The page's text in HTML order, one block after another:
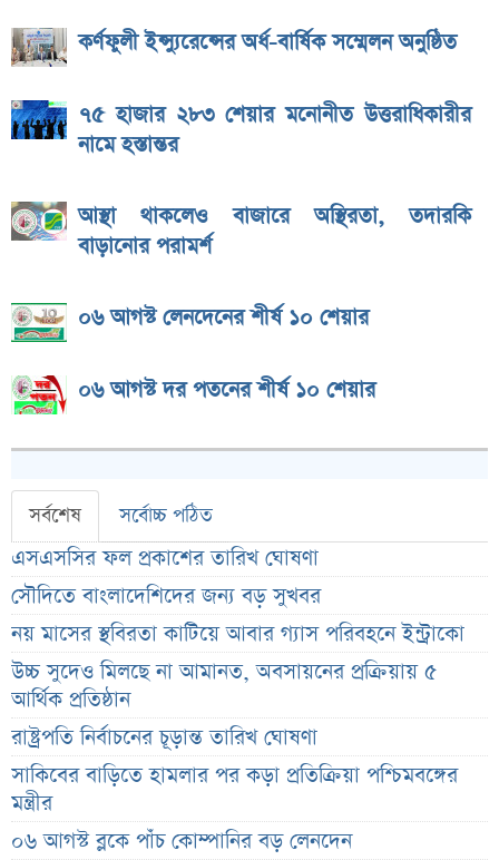
কর্ণফুলী ইন্স্যুরেন্সের অর্ধ-বার্ষিক সম্মেলন অনুষ্ঠিত
৭৫ হাজার ২৮৩ শেয়ার মনোনীত উত্তরাধিকারীর
নামে হস্তান্তর
আস্থা থাকলেও বাজারে অস্থিরতা, তদারকি
বাড়ানোর পরামর্শ
০৬ আগস্ট লেনদেনের শীর্ষ ১০ শেয়ার
০৬ আগস্ট দর পতনের শীর্ষ ১০ শেয়ার
সর্বশেষ সর্বোচ্চ পঠিত
এসএসসির ফল প্রকাশের তারিখ ঘোষণা
সৌদিতে বাংলাদেশিদের জন্য বড় সুখবর
নয় মাসের স্থবিরতা কাটিয়ে আবার গ্যাস পরিবহনে ইন্ট্রাকো
উচ্চ সুদেও মিলছে না আমানত, অবসায়নের প্রক্রিয়ায় ৫
আর্থিক প্রতিষ্ঠান
রাষ্ট্রপতি নির্বাচনের চূড়ান্ত তারিখ ঘোষণা
সাকিবের বাড়িতে হামলার পর কড়া প্রতিক্রিয়া পশ্চিমবঙ্গের
মন্ত্রীর
০৬ আগস্ট ব্লকে পাঁচ কোম্পানির বড় লেনদেন